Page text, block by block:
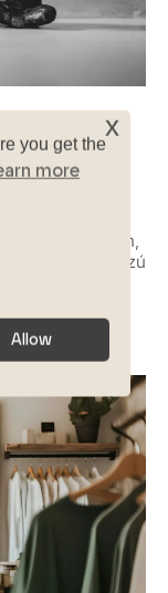
a bizalom,
létrehozását
őszinteségen,
keresztül hosszú
you get the
more
Allow
x